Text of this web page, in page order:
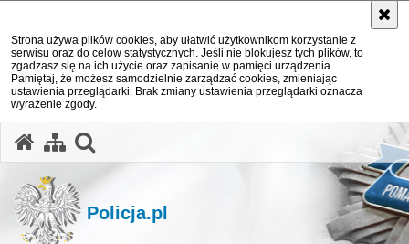
Strona używa plików cookies, aby ułatwić użytkownikom korzystanie z
serwisu oraz do celów statystycznych. Jeśli nie blokujesz tych plików, to
zgadzasz się na ich użycie oraz zapisanie w pamięci urządzenia.
Pamiętaj, że możesz samodzielnie zarządzać cookies, zmieniając
ustawienia przeglądarki. Brak zmiany ustawienia przeglądarki oznacza
wyrażenie zgody.
Policja.pl